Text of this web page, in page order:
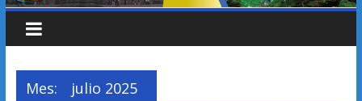
Mes: julio 2025